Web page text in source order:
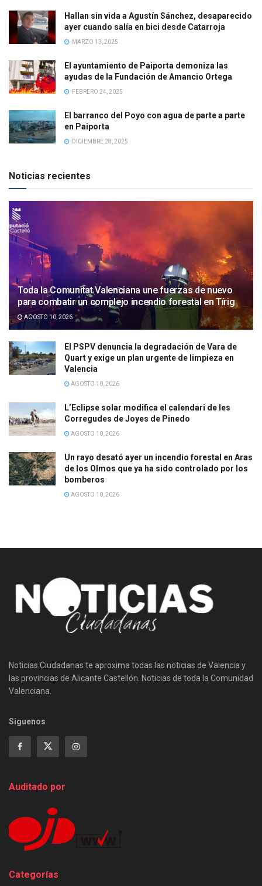
Hallan sin vida a Agustín Sánchez, desaparecido
ayer cuando salía en bici desde Catarroja
MARZO 13, 2025
El ayuntamiento de Paiporta demoniza las
ayudas de la Fundación de Amancio Ortega
FEBRERO 24, 2025
El barranco del Poyo con agua de parte a parte
en Paiporta
DICIEMBRE 28, 2025
Noticias recientes
Toda la Comunitat Valenciana une fuerzas de nuevo
para combatir un complejo incendio forestal en Tírig
AGOSTO 10, 2026
El PSPV denuncia la degradación de Vara de
Quart y exige un plan urgente de limpieza en
Valencia
AGOSTO 10, 2026
L’Eclipse solar modifica el calendari de les
Corregudes de Joyes de Pinedo
AGOSTO 10, 2026
Un rayo desató ayer un incendio forestal en Aras
de los Olmos que ya ha sido controlado por los
bomberos
AGOSTO 10, 2026
Noticias Ciudadanas te aproxima todas las noticias de Valencia y
las provincias de Alicante Castellón. Noticias de toda la Comunidad
Valenciana.
Siguenos
Auditado por
Categorías